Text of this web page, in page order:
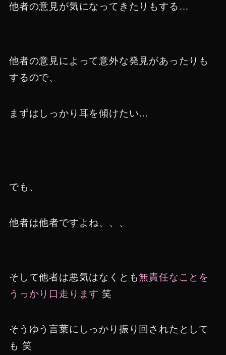
他者の意見が気になってきたりもする…
他者の意見によって意外な発見があったりも
するので、
まずはしっかり耳を傾けたい…
でも、
他者は他者ですよね、、、
そして他者は悪気はなくとも無責任なことを
うっかり口走ります 笑
そうゆう言葉にしっかり振り回されたとして
も 笑